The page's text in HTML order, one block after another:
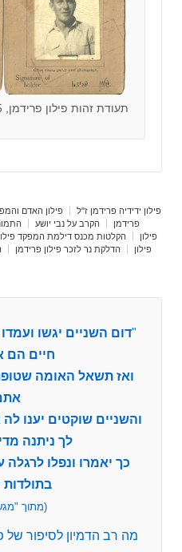
תעודת זהות פילון פרידמן, 1945
פילון ידידיה פרידמן ז"ל פילון האדם
פרידמן
הקרב על נבי יושע
פילון
הקלטות מכנס דילמת המפקד
פילון
הדלקת נר לזכר פילון פרידמן
"דום השניים יגשו
חיים הם
ואז תשאל האומה
והשניים שוקטים יענו
לך ניתנה
כך יאמרו ונפלו
(מתוך
מה רב הדמיון לסיפור של